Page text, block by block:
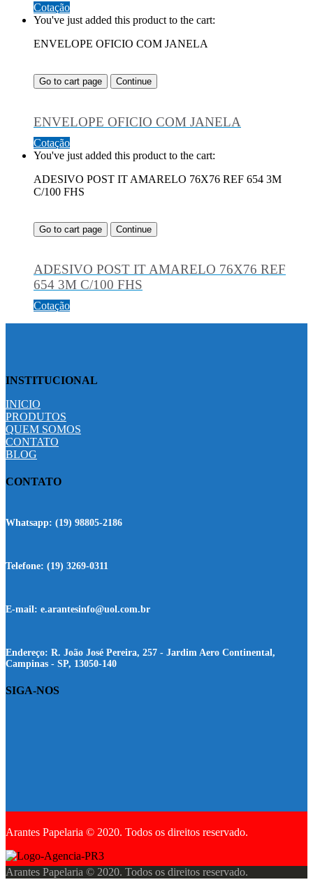
Cotação
You've just added this product to the cart:
ENVELOPE OFICIO COM JANELA
Go to cart page Continue
ENVELOPE OFICIO COM JANELA
Cotação
You've just added this product to the cart:
ADESIVO POST IT AMARELO 76X76 REF 654 3M
C/100 FHS
Go to cart page Continue
ADESIVO POST IT AMARELO 76X76 REF
654 3M C/100 FHS
Cotação
INSTITUCIONAL
INICIO
PRODUTOS
QUEM SOMOS
CONTATO
BLOG
CONTATO
Whatsapp: (19) 98805-2186
Telefone: (19) 3269-0311
E-mail: e.arantesinfo@uol.com.br
Endereço: R. João José Pereira, 257 - Jardim Aero Continental,
Campinas - SP, 13050-140
SIGA-NOS
Arantes Papelaria © 2020. Todos os direitos reservado.
Arantes Papelaria © 2020. Todos os direitos reservado.